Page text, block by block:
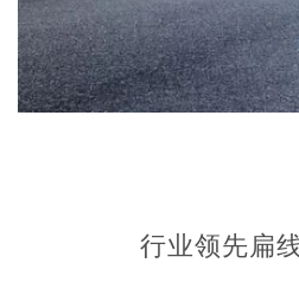
行业领先扁